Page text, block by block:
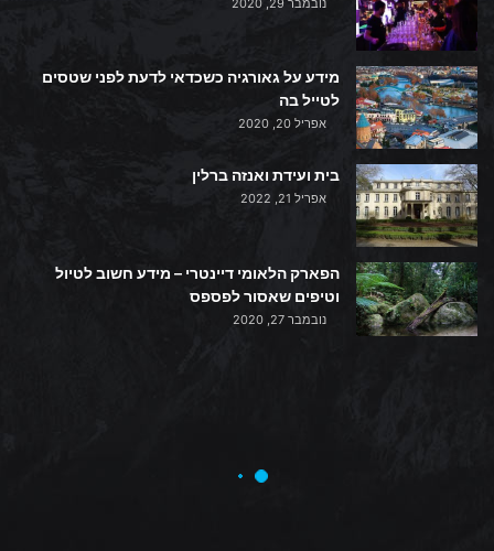
נובמבר 29, 2020
מידע על גאורגיה כשכדאי לדעת לפני שטסים
לטייל בה
אפריל 20, 2020
בית ועידת ואנזה ברלין
אפריל 21, 2022
הפארק הלאומי דיינטרי – מידע חשוב לטיול
וטיפים שאסור לפספס
נובמבר 27, 2020